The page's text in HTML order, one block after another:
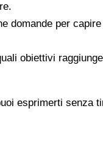
domande per
obiettivi
esprimerti senza